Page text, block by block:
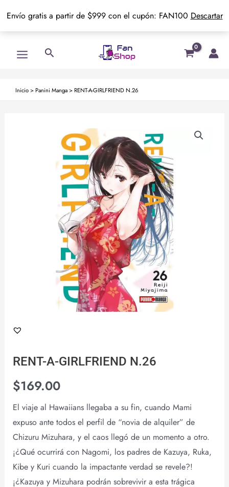
Envío gratis a partir de $999 con el cupón: FAN100 Descartar
Menu
Buscar
Inicio> Panini Manga> RENT-A-GIRLFRIEND N.26
RENT-A-GIRLFRIEND N.26
$169.00
El viaje al Hawaiians llegaba a su fin, cuando Mami
expuso ante todos el perfil de “novia de alquiler” de
Chizuru Mizuhara, y el caos llegó de un momento a otro.
¡¿Qué ocurrirá con Nagomi, los padres de Kazuya, Ruka,
Kibe y Kuri cuando la impactante verdad se revele?!
¡¿Kazuya y Mizuhara podrán sobrevivir a esta trágica